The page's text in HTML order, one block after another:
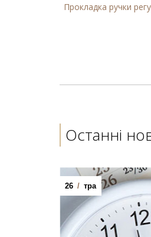
Прокладка ручки
Останні
26 / тра